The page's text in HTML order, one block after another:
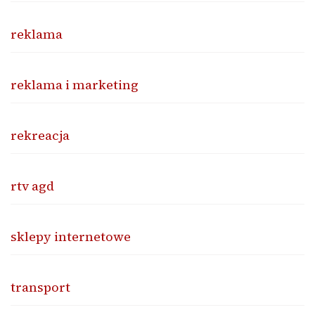
reklama
reklama i marketing
rekreacja
rtv agd
sklepy internetowe
transport